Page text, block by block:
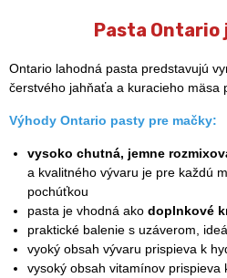
Pasta Ontario
Ontario lahodná pasta predstavujú
čerstvého jahňaťa a kuracieho mäsa
Výhody Ontario pasty pre mačky:
vysoko chutná, jemne
a kvalitného vývaru je pre každú
pochúťkou
pasta je vhodná ako doplnkové
praktické balenie s uzáverom,
vyoký obsah vývaru prispieva k
vysoký obsah vitamínov prispieva